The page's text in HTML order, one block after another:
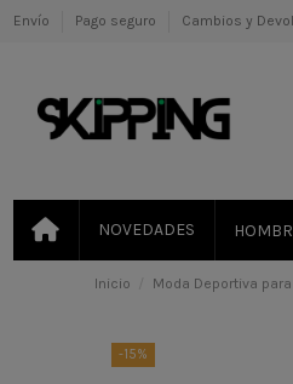
Envío Pago seguro Cambios y
NOVEDADES
Inicio Moda Deportiva
-15%